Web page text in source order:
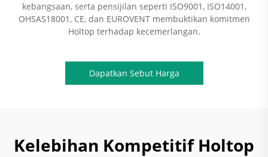
kebangsaan, serta pensijilan seperti ISO9001, ISO14001,
OHSAS18001, CE, dan EUROVENT membuktikan komitmen
Holtop terhadap kecemerlangan.
Dapatkan Sebut Harga
Kelebihan Kompetitif Holtop